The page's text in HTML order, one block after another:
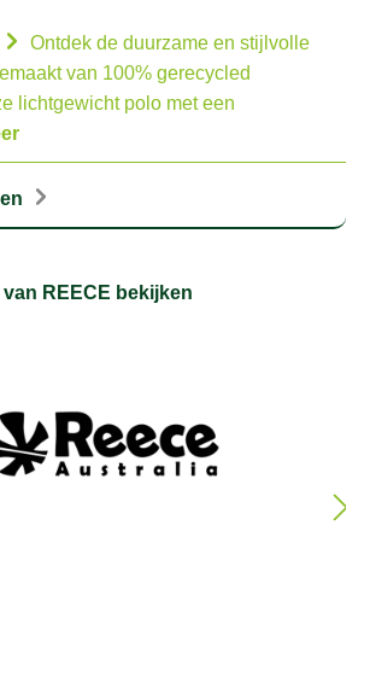
Ontdek de duurzame en stijlvolle
van 100% gerecycled
lichtgewicht polo met een
REECE bekijken